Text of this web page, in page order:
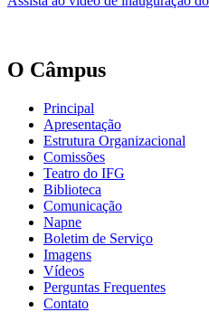
O Câmpus
Principal
Apresentação
Estrutura Organizacional
Comissões
Teatro do IFG
Biblioteca
Comunicação
Napne
Boletim de Serviço
Imagens
Vídeos
Perguntas Frequentes
Contato